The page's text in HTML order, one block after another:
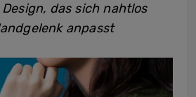
das sich nahtlos
anpasst